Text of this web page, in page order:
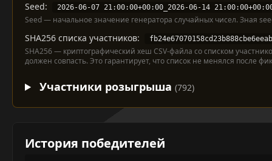
Seed: 2026-06-07 21:00:00+00:00_2026-06-14
Seed — начальное значение генератора случайных чисел. Зная
SHA256 списка участников:
SHA256 — криптографический хеш CSV-файла со списком
должен совпасть. Это гарантирует, что список не менялся после
Участники розыгрыша(792)
История победителей